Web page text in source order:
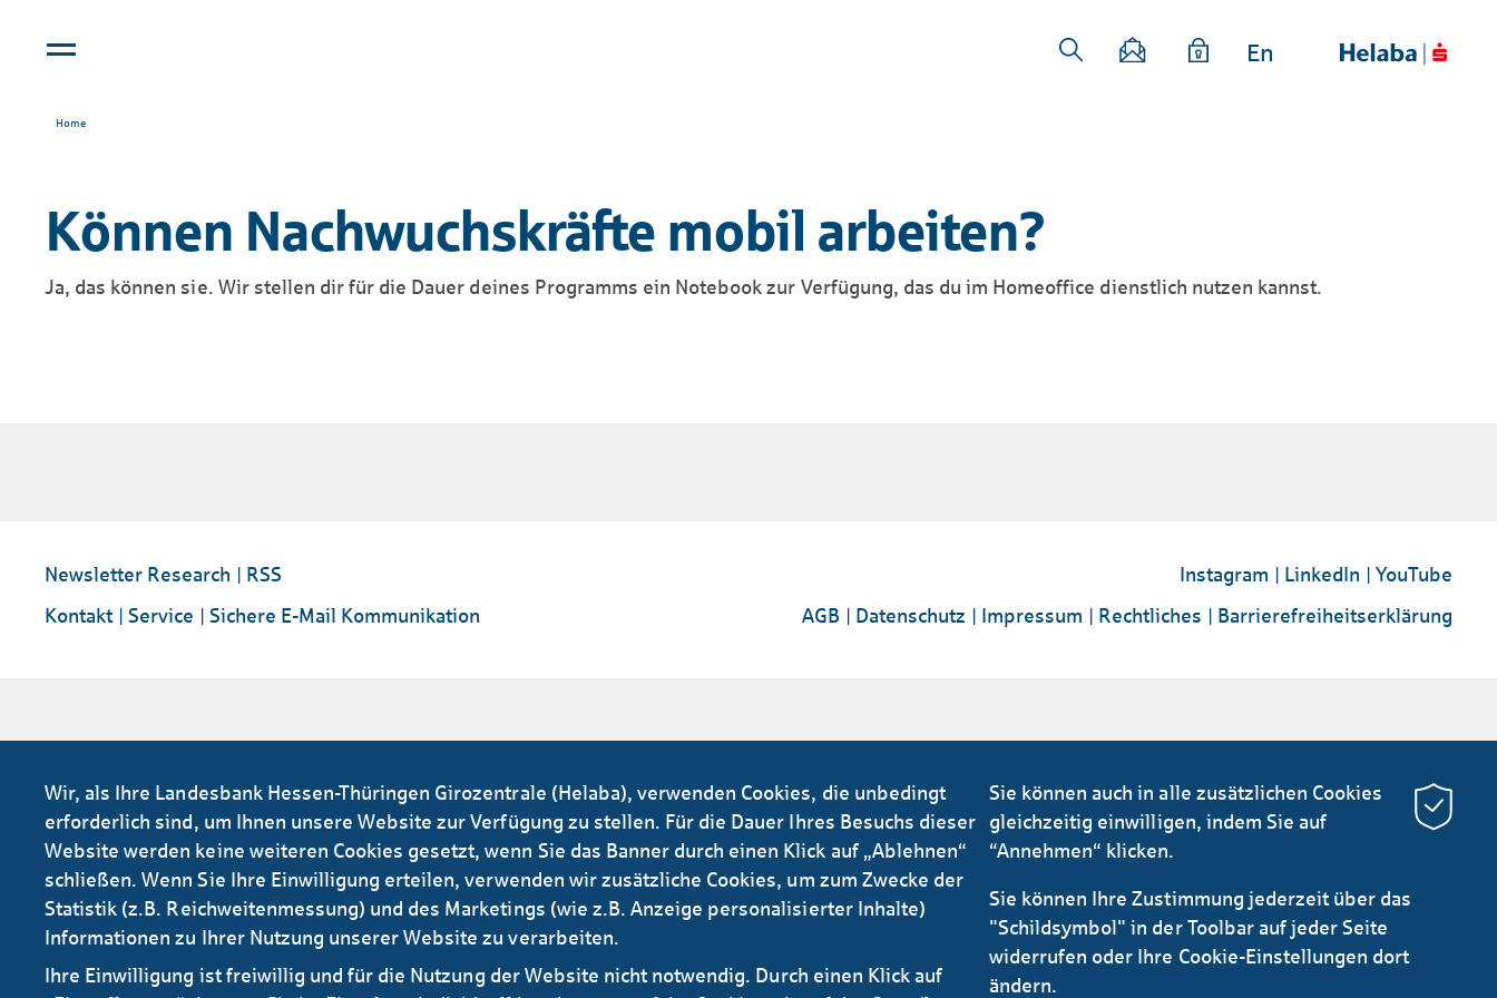
En
Home
Können Nachwuchskräfte mobil arbeiten?
Ja, das können sie. Wir stellen dir für die Dauer deines Programms ein Notebook zur Verfügung, das du im Homeoffice dienstlich nutzen kannst.
Newsletter Research
RSS
Kontakt
Service Sichere E-Mail Kommunikation
Instagram LinkedIn
YouTube
AGB
Datenschutz Impressum Rechtliches Barrierefreiheitserklärung
Wir, als Ihre Landesbank Hessen-Thüringen Girozentrale (Helaba), verwenden Cookies, die unbedingt
erforderlich sind, um Ihnen unsere Website zur Verfügung zu stellen. Für die Dauer Ihres Besuchs dieser
Website werden keine weiteren Cookies gesetzt, wenn Sie das Banner durch einen Klick auf „Ablehnen“
schließen. Wenn Sie Ihre Einwilligung erteilen, verwenden wir zusätzliche Cookies, um zum Zwecke der
Statistik (z.B. Reichweitenmessung) und des Marketings (wie z.B. Anzeige personalisierter Inhalte)
Informationen zu Ihrer Nutzung unserer Website zu verarbeiten.
Ihre Einwilligung ist freiwillig und für die Nutzung der Website nicht notwendig. Durch einen Klick auf
Sie können auch in alle zusätzlichen Cookies
gleichzeitig einwilligen, indem Sie auf
“Annehmen“ klicken.
Sie können Ihre Zustimmung jederzeit über das
"Schildsymbol" in der Toolbar auf jeder Seite
widerrufen oder Ihre Cookie-Einstellungen dort
ändern.